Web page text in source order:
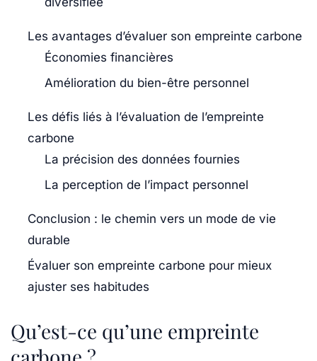
Les avantages d’évaluer son empreinte carbone
Économies financières
Amélioration du bien-être personnel
Les défis liés à l’évaluation de l’empreinte
carbone
La précision des données fournies
La perception de l’impact personnel
Conclusion : le chemin vers un mode de vie
durable
Évaluer son empreinte carbone pour mieux
ajuster ses habitudes
Qu’est-ce qu’une empreinte